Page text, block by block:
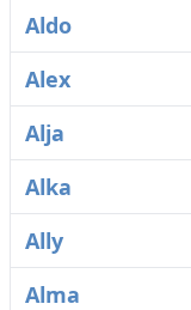
Aldo
Alex
Alja
Alka
Ally
Alma